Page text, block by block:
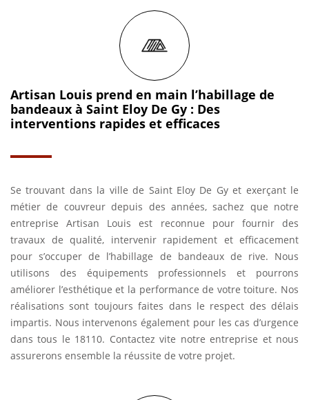
Artisan Louis prend en main l’habillage de
bandeaux à Saint Eloy De Gy : Des
interventions rapides et efficaces
Se trouvant dans la ville de Saint Eloy De Gy et exerçant le
métier de couvreur depuis des années, sachez que notre
entreprise Artisan Louis est reconnue pour fournir des
travaux de qualité, intervenir rapidement et efficacement
pour s’occuper de l’habillage de bandeaux de rive. Nous
utilisons des équipements professionnels et pourrons
améliorer l’esthétique et la performance de votre toiture. Nos
réalisations sont toujours faites dans le respect des délais
impartis. Nous intervenons également pour les cas d’urgence
dans tous le 18110. Contactez vite notre entreprise et nous
assurerons ensemble la réussite de votre projet.